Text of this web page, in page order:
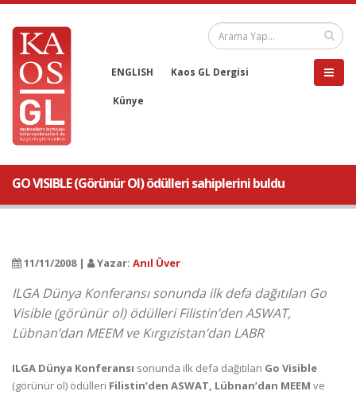
ENGLISH Kaos GL Dergisi
Künye
GO VISIBLE (Görünür Ol) ödülleri sahiplerini buldu
11/11/2008 | Yazar: Anıl Üver
ILGA Dünya Konferansı sonunda ilk defa dağıtılan Go
Visible (görünür ol) ödülleri Filistin’den ASWAT,
Lübnan’dan MEEM ve Kırgızistan’dan LABR
ILGA Dünya Konferansı sonunda ilk defa dağıtılan Go Visible
(görünür ol) ödülleri Filistin’den ASWAT, Lübnan’dan MEEM ve